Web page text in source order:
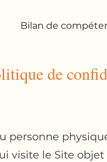
Bilan de
de
personne
visite le Site